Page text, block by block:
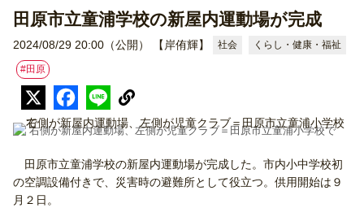
田原市立童浦学校の新屋内運動場が完成
2024/08/29 20:00（公開） 【岸侑輝】 社会 くらし・健康・福祉
#⽥原
右側が新屋内運動場、左側が児童クラブ＝田原市立童浦小学校で
田原市立童浦学校の新屋内運動場が完成した。市内小中学校初
の空調設備付きで、災害時の避難所として役立つ。供用開始は９
月２日。